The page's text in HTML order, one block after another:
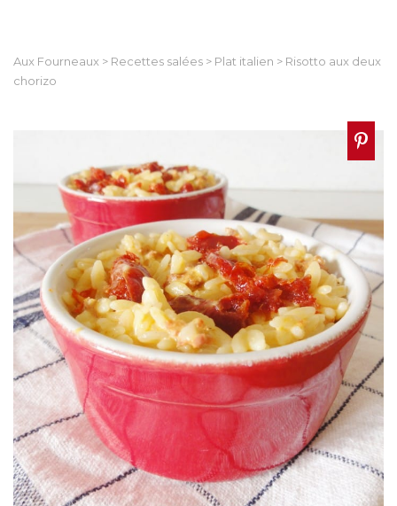
Aux Fourneaux > Recettes salées > Plat italien > Risotto aux deux
chorizo